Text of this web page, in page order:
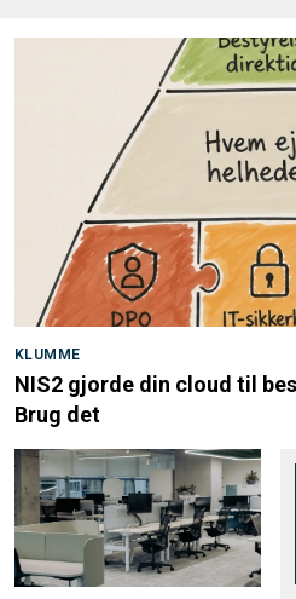
KLUMME
NIS2 gjorde din cloud til
Brug det